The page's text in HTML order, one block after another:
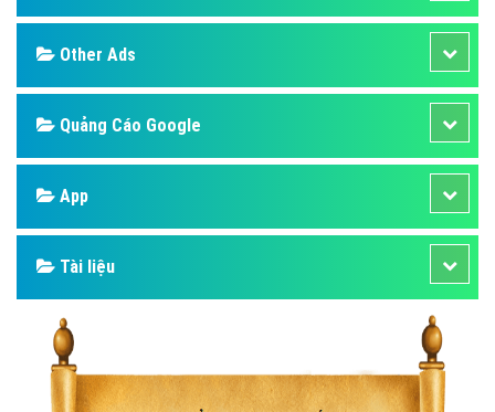
Other Ads
Quảng Cáo Google
App
Tài liệu